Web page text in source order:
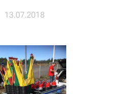
13.07.2018